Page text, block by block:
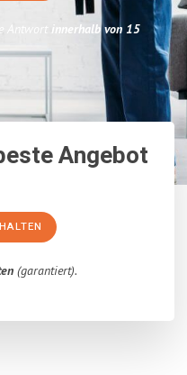
Antwort innerhalb von 15
Angebot
(garantiert).